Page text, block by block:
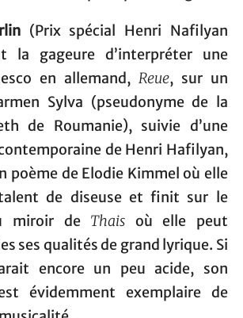
(Prix spécial Henri Nafilyan
la gageure d’interpréter une
en allemand, Reue, sur un
Sylva (pseudonyme de la
de Roumanie), suivie d’une
de Henri Hafilyan,
poème de Elodie Kimmel où elle
de diseuse et finit sur le
miroir de Thais où elle peut
ses qualités de grand lyrique. Si
encore un peu acide, son
évidemment exemplaire de